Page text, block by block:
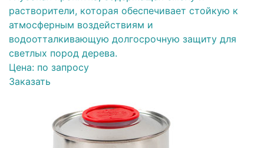
растворители, которая обеспечивает стойкую к
атмосферным воздействиям и
водоотталкивающую долгосрочную защиту для
светлых пород дерева.
Цена: по запросу
Заказать